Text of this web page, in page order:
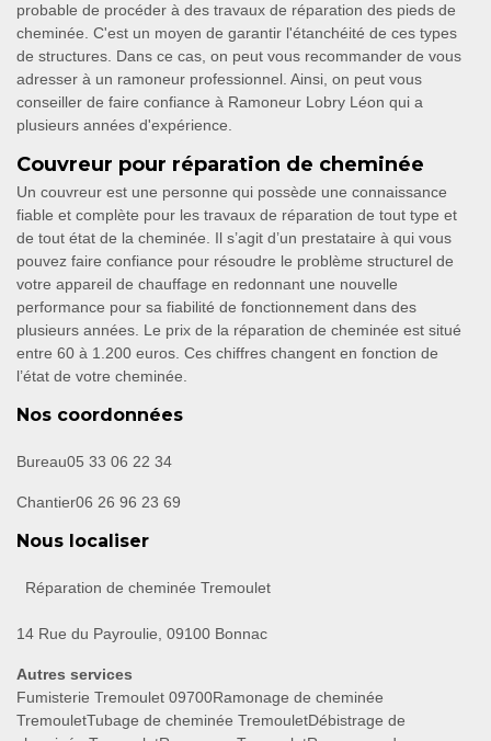
probable de procéder à des travaux de réparation des pieds de
cheminée. C'est un moyen de garantir l'étanchéité de ces types
de structures. Dans ce cas, on peut vous recommander de vous
adresser à un ramoneur professionnel. Ainsi, on peut vous
conseiller de faire confiance à Ramoneur Lobry Léon qui a
plusieurs années d'expérience.
Couvreur pour réparation de cheminée
Un couvreur est une personne qui possède une connaissance
fiable et complète pour les travaux de réparation de tout type et
de tout état de la cheminée. Il s’agit d’un prestataire à qui vous
pouvez faire confiance pour résoudre le problème structurel de
votre appareil de chauffage en redonnant une nouvelle
performance pour sa fiabilité de fonctionnement dans des
plusieurs années. Le prix de la réparation de cheminée est situé
entre 60 à 1.200 euros. Ces chiffres changent en fonction de
l’état de votre cheminée.
Nos coordonnées
Bureau05 33 06 22 34
Chantier06 26 96 23 69
Nous localiser
Réparation de cheminée Tremoulet
14 Rue du Payroulie, 09100 Bonnac
Autres services
Fumisterie Tremoulet 09700Ramonage de cheminée
TremouletTubage de cheminée TremouletDébistrage de